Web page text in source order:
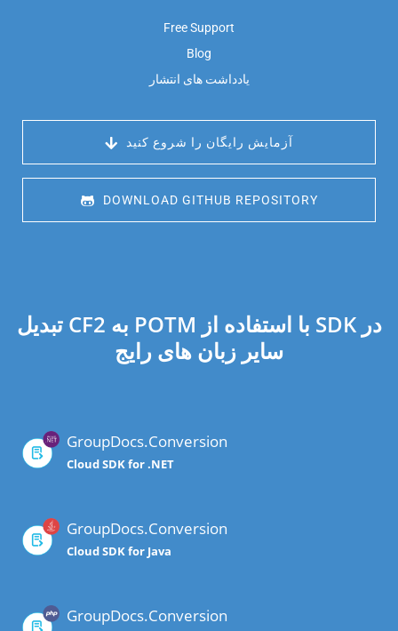
Free Support
Blog
یادداشت های انتشار
آزمایش رایگان را شروع کنید
DOWNLOAD GITHUB REPOSITORY
تبدیل CF2 به POTM با استفاده از SDK در
سایر زبان های رایج
GroupDocs.Conversion
Cloud SDK for .NET
GroupDocs.Conversion
Cloud SDK for Java
GroupDocs.Conversion